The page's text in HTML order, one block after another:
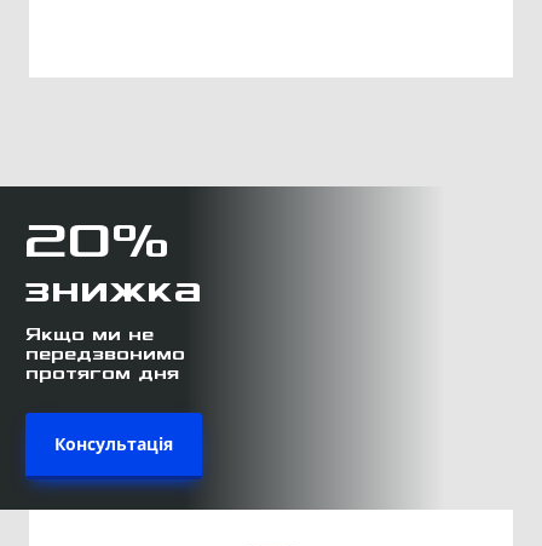
20%
знижка
Якщо ми не
передзвонимо
протягом дня
Консультація